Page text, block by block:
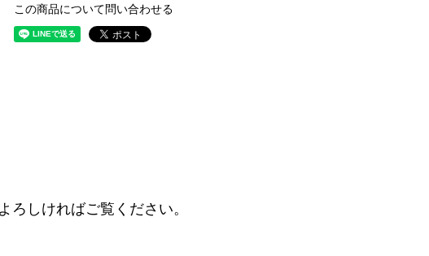
この商品について問い合わせる
ろしければご覧ください。